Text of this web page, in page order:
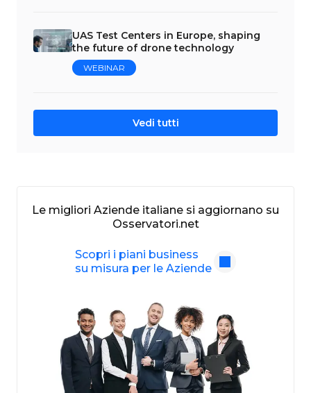
UAS Test Centers in Europe, shaping
the future of drone technology
WEBINAR
Vedi tutti
Le migliori Aziende italiane si aggiornano su
Osservatori.net
Scopri i piani business
su misura per le Aziende